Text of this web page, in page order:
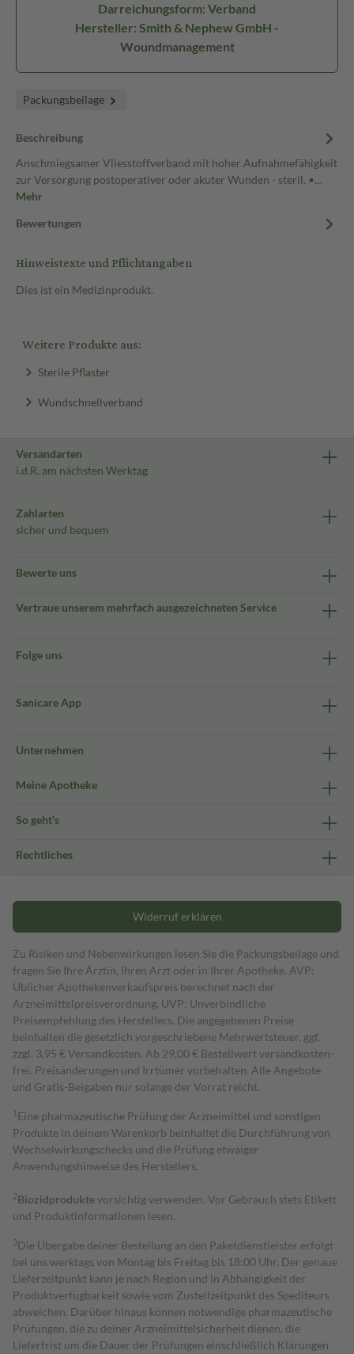
Darreichungsform: Verband
Hersteller: Smith & Nephew GmbH -
Woundmanagement
Packungsbeilage
Beschreibung
Anschmiegsamer Vliesstoffverband mit hoher Aufnahmefähigkeit
zur Versorgung postoperativer oder akuter Wunden - steril. •…
Mehr
Bewertungen
Hinweistexte und Pflichtangaben
Dies ist ein Medizinprodukt.
Weitere Produkte aus:
Sterile Pflaster
Wundschnellverband
Versandarten
i.d.R. am nächsten Werktag
Zahlarten
sicher und bequem
Bewerte uns
Vertraue unserem mehrfach ausgezeichneten Service
Folge uns
Sanicare App
Unternehmen
Meine Apotheke
So geht's
Rechtliches
Widerruf erklären
Zu Risiken und Nebenwirkungen lesen Sie die Packungsbeilage und
fragen Sie Ihre Ärztin, Ihren Arzt oder in Ihrer Apotheke. AVP:
Üblicher Apothekenverkaufspreis berechnet nach der
Arzneimittelpreisverordnung. UVP: Unverbindliche
Preisempfehlung des Herstellers. Die angegebenen Preise
beinhalten die gesetzlich vorgeschriebene Mehrwertsteuer, ggf.
zzgl. 3,95 € Versandkosten. Ab 29,00 € Bestell­wert versand­kosten­
frei. Preisänderungen und Irrtümer vorbehalten. Alle Angebote
und Gratis-Beigaben nur solange der Vorrat reicht.
1 Eine pharmazeutische Prüfung der Arzneimittel und sonstigen
Produkte in deinem Warenkorb beinhaltet die Durchführung von
Wechselwirkungschecks und die Prüfung etwaiger
Anwendungshinweise des Herstellers.
2Biozidproduktevorsichtig verwenden. Vor Gebrauch stets Etikett
und Produktinformationen lesen.
3Die Übergabe deiner Bestellung an den Paketdienstleister erfolgt
bei uns werktags von Montag bis Freitag bis 18:00 Uhr. Der genaue
Lieferzeitpunkt kann je nach Region und in Abhängigkeit der
Produktverfügbarkeit sowie vom Zustellzeitpunkt des Spediteurs
abweichen. Darüber hinaus können notwendige pharmazeutische
Prüfungen, die zu deiner Arzneimittelsicherheit dienen, die
Lieferfrist um die Dauer der Prüfungen einschließlich Klärungen